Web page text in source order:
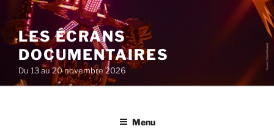
au
contenu
principal
LES ÉCRANS
DOCUMENTAIRES
Du 13 au 20 novembre 2026
Menu